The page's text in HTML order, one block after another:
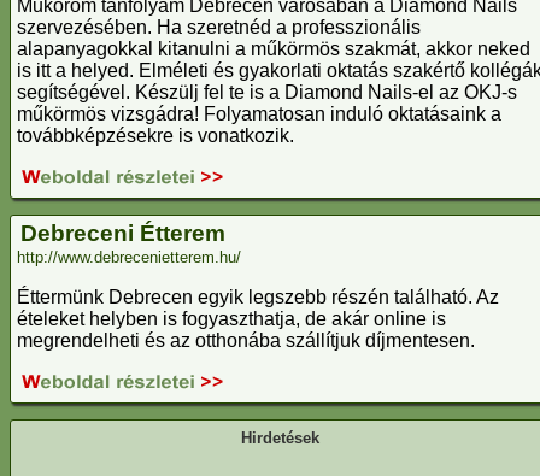
Műköröm tanfolyam Debrecen városában a Diamond Nails
szervezésében. Ha szeretnéd a professzionális
alapanyagokkal kitanulni a műkörmös szakmát, akkor neked
is itt a helyed. Elméleti és gyakorlati oktatás szakértő
segítségével. Készülj fel te is a Diamond Nails-el az OKJ-s
műkörmös vizsgádra! Folyamatosan induló oktatásaink a
továbbképzésekre is vonatkozik.
Debreceni Étterem
http://www.debrecenietterem.hu/
Éttermünk Debrecen egyik legszebb részén található. Az
ételeket helyben is fogyaszthatja, de akár online is
megrendelheti és az otthonába szállítjuk díjmentesen.
Hirdetések